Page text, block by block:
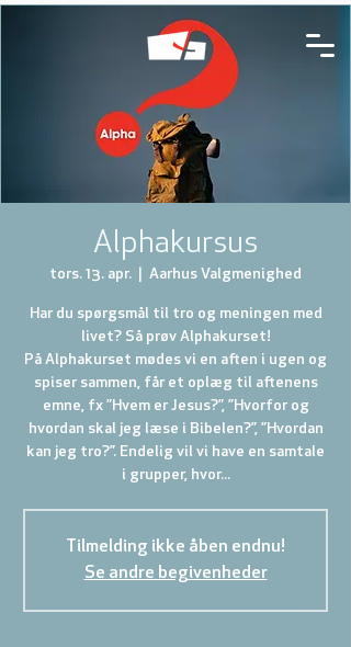
Alphakursus
tors. 13. apr. Aarhus Valgmenighed
Har du spørgsmål til tro og meningen med
livet? Så prøv Alphakurset!
På Alphakurset mødes vi en aften i ugen og
spiser sammen, får et oplæg til aftenens
emne, fx ”Hvem er Jesus?”, ”Hvorfor og
hvordan skal jeg læse i Bibelen?”, ”Hvordan
kan jeg tro?”. Endelig vil vi have en samtale
i grupper, hvor...
Tilmelding ikke åben endnu!
Se andre begivenheder